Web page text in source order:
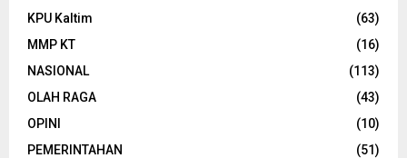
KPU Kaltim
(63)
MMP KT
(16)
NASIONAL
(113)
OLAH RAGA
(43)
OPINI
(10)
PEMERINTAHAN
(51)